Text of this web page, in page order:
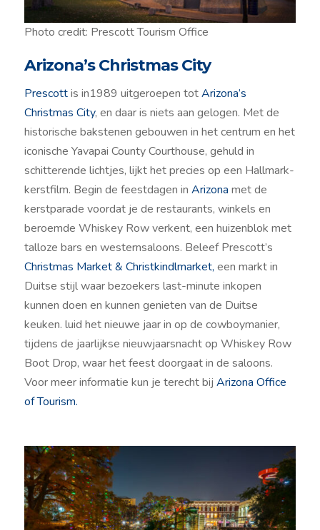
Photo credit: Prescott Tourism Office
Arizona’s Christmas City
Prescottis in1989 uitgeroepen totArizona’s
Christmas City, en daar is niets aan gelogen. Met de
historische bakstenen gebouwen in het centrum en het
iconische Yavapai County Courthouse, gehuld in
schitterende lichtjes, lijkt het precies op een Hallmark-
kerstfilm. Begin de feestdagen in Arizona met de
kerstparade voordat je de restaurants, winkels en
beroemde Whiskey Row verkent, een huizenblok met
talloze bars en westernsaloons. Beleef Prescott’s
Christmas Market & Christkindlmarket, een markt in
Duitse stijl waar bezoekers last-minute inkopen
kunnen doen en kunnen genieten van de Duitse
keuken. luid het nieuwe jaar in op de cowboymanier,
tijdens de jaarlijkse nieuwjaarsnacht op Whiskey Row
Boot Drop, waar het feest doorgaat in de saloons.
Voor meer informatie kun je terecht bij Arizona Office
of Tourism.